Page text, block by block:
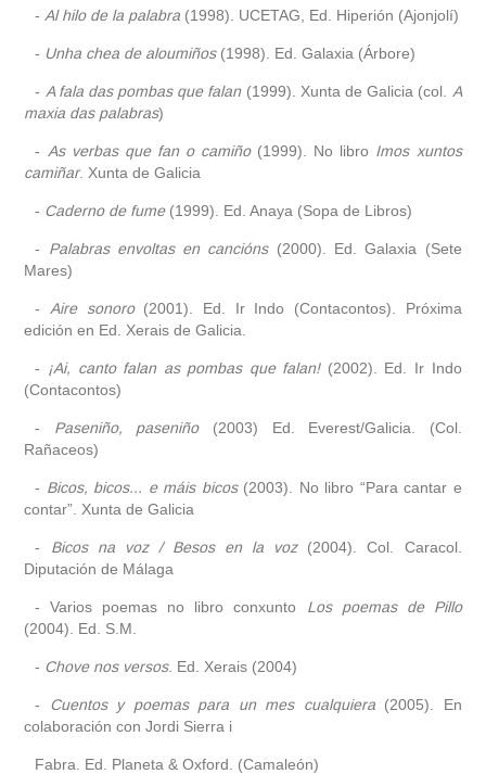
- Al hilo de la palabra (1998). UCETAG, Ed. Hiperión (Ajonjolí)
- Unha chea de aloumiños(1998). Ed. Galaxia (Árbore)
- A fala das pombas que falan(1999). Xunta de Galicia (col. A
maxia das palabras)
- As verbas que fan o camiño(1999). No libro Imos xuntos
camiñar. Xunta de Galicia
- Caderno de fume(1999). Ed. Anaya (Sopa de Libros)
- Palabras envoltas en cancións(2000). Ed. Galaxia (Sete
Mares)
- Aire sonoro(2001). Ed. Ir Indo (Contacontos). Próxima
edición en Ed. Xerais de Galicia.
- ¡Ai, canto falan as pombas que falan!(2002). Ed. Ir Indo
(Contacontos)
- Paseniño, paseniño(2003) Ed. Everest/Galicia. (Col.
Rañaceos)
- Bicos, bicos... e máis bicos(2003). No libro “Para cantar e
contar”. Xunta de Galicia
- Bicos na voz / Besos en la voz(2004). Col. Caracol.
Diputación de Málaga
- Varios poemas no libro conxunto Los poemas de Pillo
(2004). Ed. S.M.
- Chove nos versos. Ed. Xerais (2004)
- Cuentos y poemas para un mes cualquiera(2005). En
colaboración con Jordi Sierra i
Fabra. Ed. Planeta & Oxford. (Camaleón)